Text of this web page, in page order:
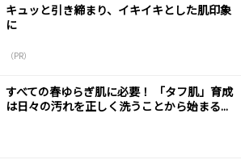
キュッと引き締まり、イキイキとした肌印象
に
（PR）
すべての春ゆらぎ肌に必要！ 「タフ肌」育成
は日々の汚れを正しく洗うことから始まる...